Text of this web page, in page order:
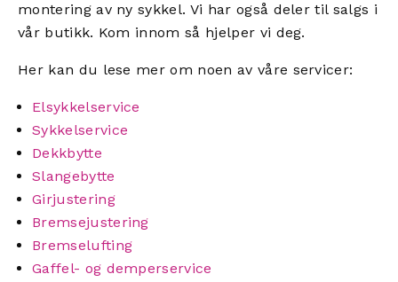
montering av ny sykkel. Vi har også deler til salgs i
vår butikk. Kom innom så hjelper vi deg.
Her kan du lese mer om noen av våre servicer:
Elsykkelservice
Sykkelservice
Dekkbytte
Slangebytte
Girjustering
Bremsejustering
Bremselufting
Gaffel- og demperservice